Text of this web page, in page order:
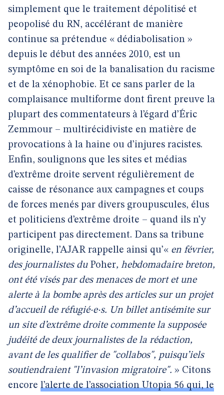
simplement que le traitement dépolitisé et
peopolisé du RN, accélérant de manière
continue sa prétendue « dédiabolisation »
depuis le début des années 2010, est un
symptôme en soi de la banalisation du racisme
et de la xénophobie. Et ce sans parler de la
complaisance multiforme dont firent preuve la
plupart des commentateurs à l’égard d’Éric
Zemmour – multirécidiviste en matière de
provocations à la haine ou d’injures racistes.
Enfin, soulignons que les sites et médias
d’extrême droite servent régulièrement de
caisse de résonance aux campagnes et coups
de forces menés par divers groupuscules, élus
et politiciens d’extrême droite – quand ils n’y
participent pas directement. Dans sa tribune
originelle, l’AJAR rappelle ainsi qu’« en février,
des journalistes duPoher, hebdomadaire breton,
ont été visés par des menaces de mort et une
alerte à la bombe après des articles sur un projet
d’accueil de réfugié·e·s. Un billet antisémite sur
un site d’extrême droite commente la supposée
judéité de deux journalistes de la rédaction,
avant de les qualifier de "collabos", puisqu’iels
soutiendraient "l’invasion migratoire". » Citons
encore l’alerte de l’association Utopia 56 qui, le